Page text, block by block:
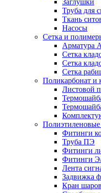
Заглушки
Труба для
Ткань
Насосы
Сетка и
Арматура
Сетка
Сетка
Сетка
Поликарбонат и
Листовой
Фитинги
Труба ПЭ
Фитинги
Фитинги
Лента
Задвижка
Кран